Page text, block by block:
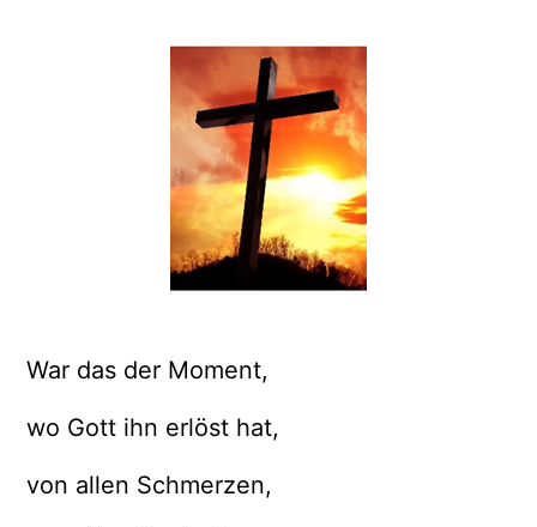
War das der Moment,
wo Gott ihn erlöst hat,
von allen Schmerzen,